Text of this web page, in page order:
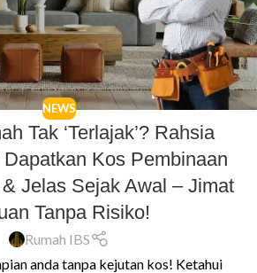
NEWS
Tak ‘Terlajak’? Rahsia
Kos Pembinaan
Jelas Sejak Awal – Jimat
Tanpa Risiko!
Rumah IBS
anda tanpa kejutan kos! Ketahui